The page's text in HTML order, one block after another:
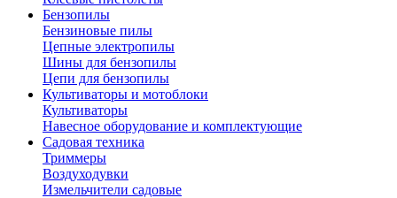
Бензопилы
Бензиновые пилы
Цепные электропилы
Шины для бензопилы
Цепи для бензопилы
Культиваторы и мотоблоки
Культиваторы
Навесное оборудование и комплектующие
Садовая техника
Триммеры
Воздуходувки
Измельчители садовые